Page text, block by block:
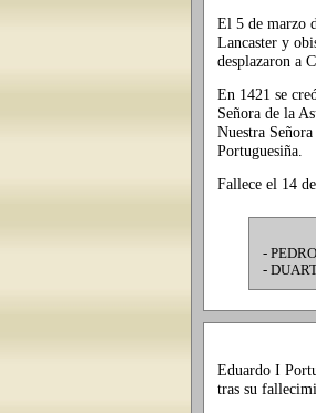
El 5 de marzo
Lancaster y
desplazaron a
En 1421 se
Señora de la
Nuestra
Portuguesiña.
Fallece el 14
-
-
Eduardo I
tras su